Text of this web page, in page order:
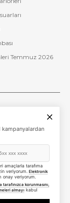
ya da müşteri
Temmuz 2026
08
Kat:2 Kobi İş
kampanyalardan
amaçlarla tarafıma
veriyorum. Elektronik
onay veriyorum.
tarafınızca korunmasını,
almayı kabul